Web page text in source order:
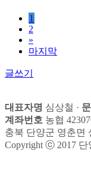
1
2
»
마지막
글쓰기
대표자명 심상철 ·
계좌번호 농협
충북 단양군 영춘면
Copyright ⓒ 2017 단